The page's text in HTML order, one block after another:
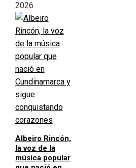
2026
Albeiro Rincón,
la voz de la
música popular